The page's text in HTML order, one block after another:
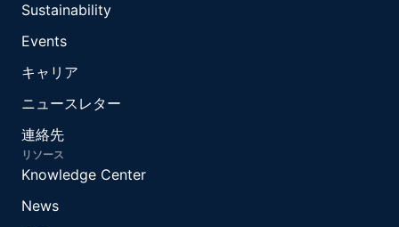
Sustainability
Events
キャリア
ニュースレター
連絡先
リソース
Knowledge Center
News